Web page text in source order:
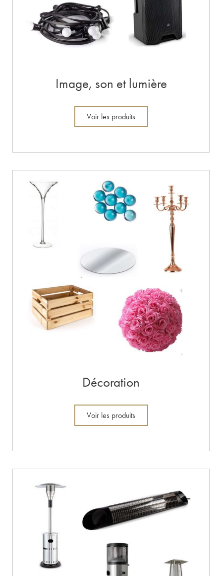
Image, son et lumière
Voir les produits
Décoration
Voir les produits